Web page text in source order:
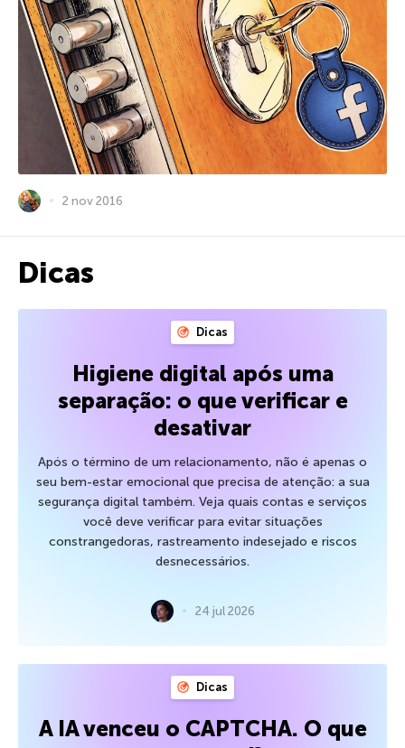
2 nov 2016
Dicas
Dicas
Higiene digital após uma
separação: o que verificar e
desativar
Após o término de um relacionamento, não é apenas o
seu bem-estar emocional que precisa de atenção: a sua
segurança digital também. Veja quais contas e serviços
você deve verificar para evitar situações
constrangedoras, rastreamento indesejado e riscos
desnecessários.
24 jul 2026
Dicas
A IA venceu o CAPTCHA. O que